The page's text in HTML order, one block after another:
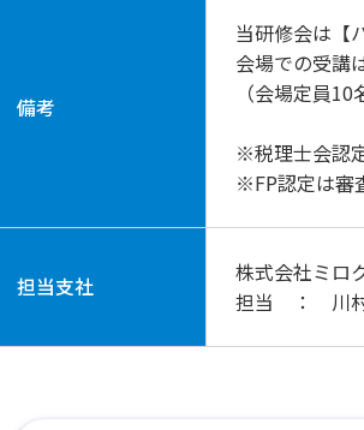
備考
当研修会は【
会場での受講
（会場定員10
※税理士会認
※FP認定は審
担当支社
株式会社ミロ
担当 ： 川